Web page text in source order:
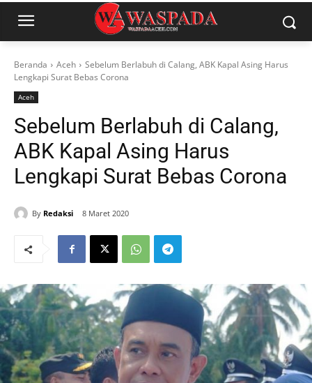
Beranda Aceh
Sebelum Berlabuh di Calang, ABK Kapal Asing Harus
Lengkapi Surat Bebas Corona
Aceh
Sebelum Berlabuh di Calang,
ABK Kapal Asing Harus
Lengkapi Surat Bebas Corona
By Redaksi 8 Maret 2020